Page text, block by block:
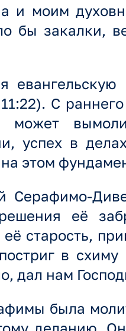
и моим
бы закалки,
С
успех в
этом
Серафимо-
её
старость,
в
дал нам
была